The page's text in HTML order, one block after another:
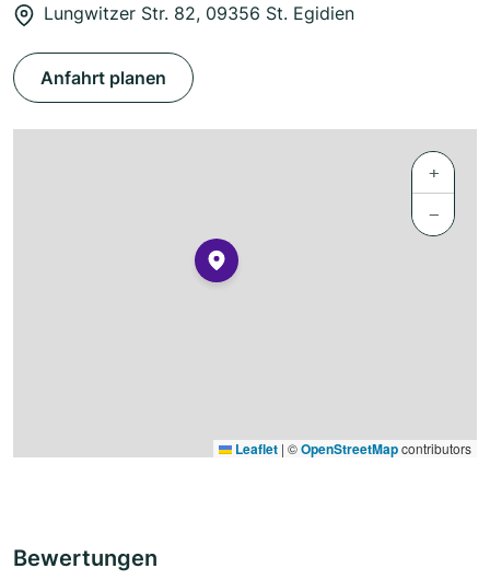
Lungwitzer Str. 82, 09356 St. Egidien
Anfahrt planen
+
−
Leaflet | ©OpenStreetMapcontributors
Bewertungen